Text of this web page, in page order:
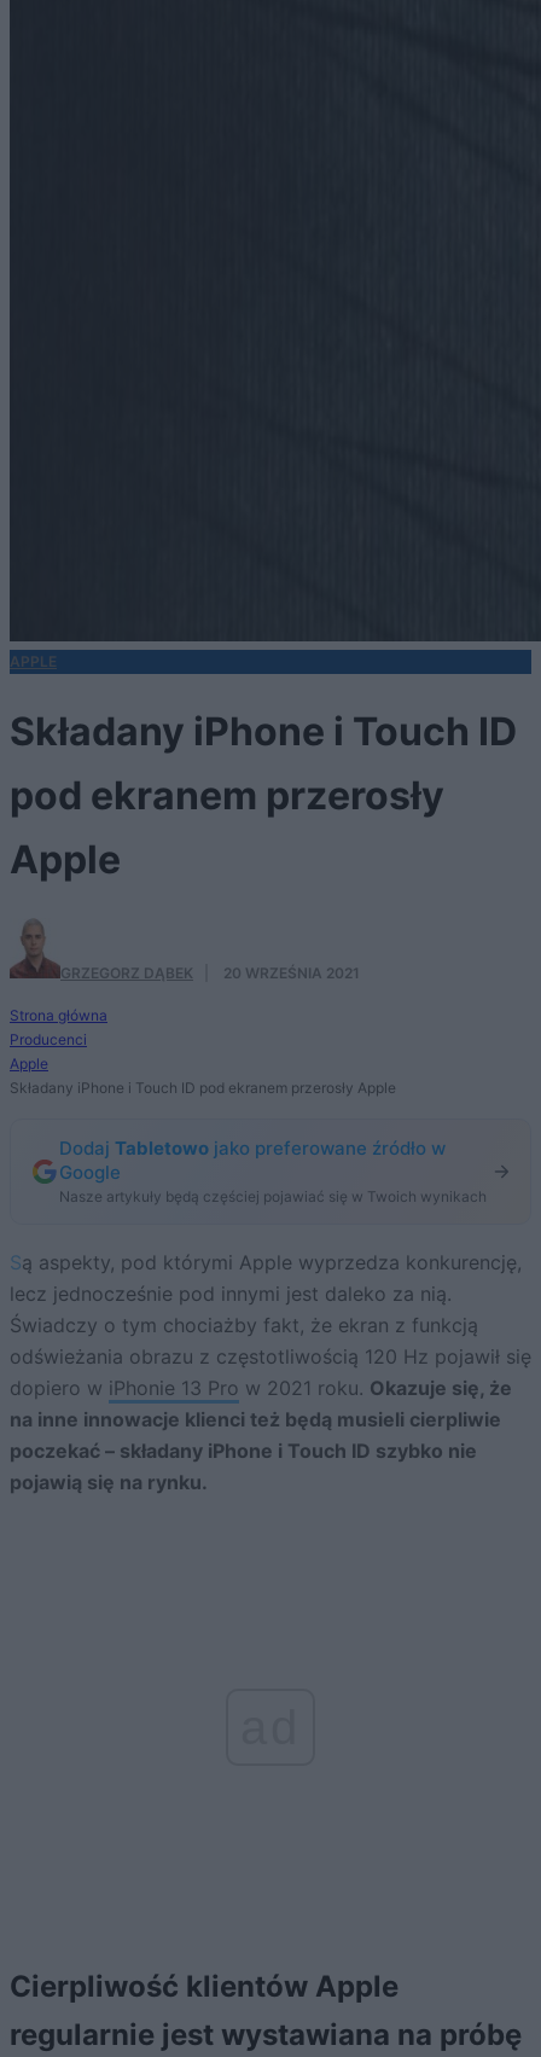
APPLE
Składany iPhone i Touch ID
pod ekranem przerosły
Apple
GRZEGORZ DĄBEK 20 WRZEŚNIA 2021
Strona główna
Producenci
Apple
Składany iPhone i Touch ID pod ekranem przerosły Apple
Dodaj Tabletowo jako preferowane źródło w
Google
Nasze artykuły będą częściej pojawiać się w Twoich wynikach
Są aspekty, pod którymi Apple wyprzedza konkurencję,
lecz jednocześnie pod innymi jest daleko za nią.
Świadczy o tym chociażby fakt, że ekran z funkcją
odświeżania obrazu z częstotliwością 120 Hz pojawił się
dopiero w iPhonie 13 Pro w 2021 roku. Okazuje się, że
na inne innowacje klienci też będą musieli cierpliwie
poczekać – składany iPhone i Touch ID szybko nie
pojawią się na rynku.
Cierpliwość klientów Apple
regularnie jest wystawiana na próbę